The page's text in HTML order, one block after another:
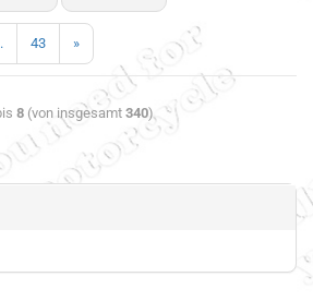
43 »
8 (von insgesamt 340)